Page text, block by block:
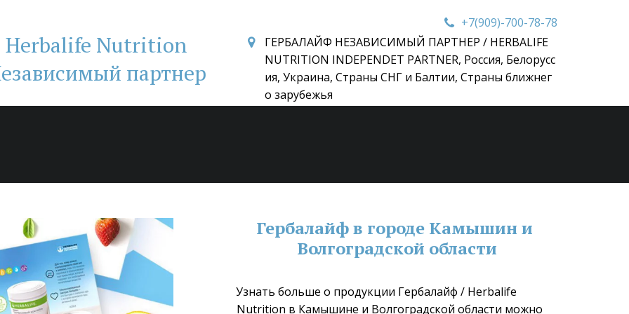
Herbalife Nutrition
партнер
+7(909)-700-78-78
ГЕРБАЛАЙФ НЕЗАВИСИМЫЙ ПАРТНЕР / HERBALIFE
NUTRITION INDEPENDET PARTNER, Россия, Белорусс
ия, Украина, Страны СНГ и Балтии, Страны ближнег
о зарубежья
Гербалайф в городе Камышин и
Волгоградской области
Узнать больше о продукции Гербалайф / Herbalife
Nutrition в Камышине и Волгоградской области можно